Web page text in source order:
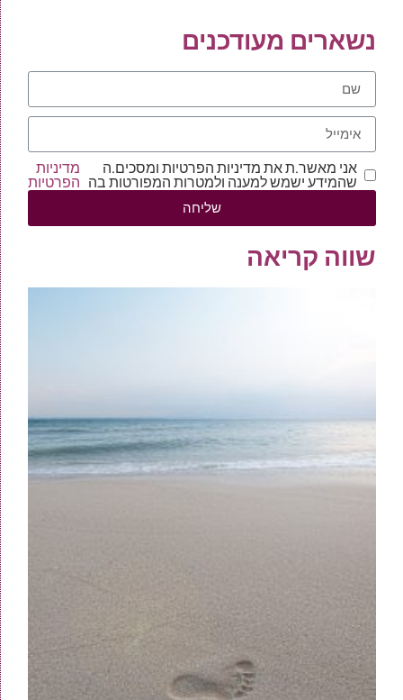
נשארים מעודכנים
אני מאשר.ת את מדיניות הפרטיות ומסכים.ה
שהמידע ישמש למענה ולמטרות המפורטות בה
מדיניות
הפרטיות
שליחה
שווה קריאה